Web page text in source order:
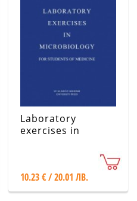
Laboratory
exercises in
10.23 € / 20.01 ЛВ.